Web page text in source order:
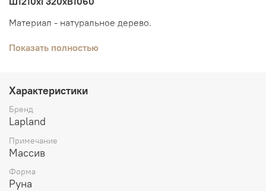
Материал - натуральное дерево.
В размерах приведены габариты
Показать полностью
Характеристики
Бренд
Lapland
Примечание
Массив
Форма
Руна